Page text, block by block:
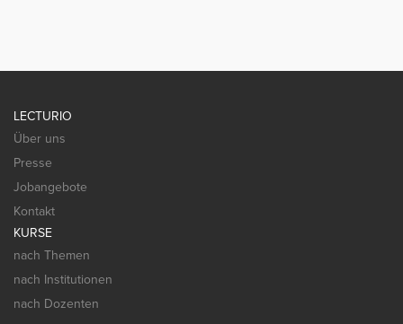
LECTURIO
Über uns
Presse
Jobangebote
Kontakt
KURSE
nach Themen
nach Institutionen
nach Dozenten